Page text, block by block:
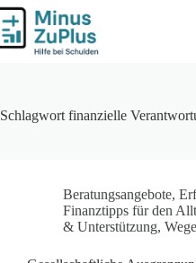
Zum
Inhalt
springen
Schlagwort finanzielle
Beratungsangebote,
Finanztipps für den
& Unterstützung,